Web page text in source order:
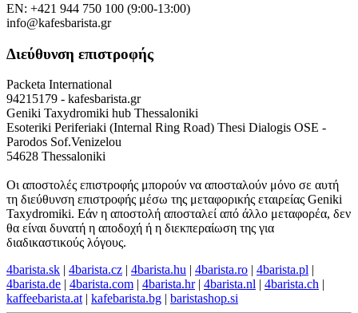
EN: +421 944 750 100 (9:00-13:00)
info@kafesbarista.gr
Διεύθυνση επιστροφής
Packeta International
94215179 - kafesbarista.gr
Geniki Taxydromiki hub Thessaloniki
Esoteriki Periferiaki (Internal Ring Road) Thesi Dialogis OSE -
Parodos Sof.Venizelou
54628 Thessaloniki
Οι αποστολές επιστροφής μπορούν να αποσταλούν μόνο σε αυτή
τη διεύθυνση επιστροφής μέσω της μεταφορικής εταιρείας Geniki
Taxydromiki. Εάν η αποστολή αποσταλεί από άλλο μεταφορέα, δεν
θα είναι δυνατή η αποδοχή ή η διεκπεραίωση της για
διαδικαστικούς λόγους.
4barista.sk | 4barista.cz | 4barista.hu | 4barista.ro | 4barista.pl |
4barista.de | 4barista.com | 4barista.hr| 4barista.nl | 4barista.ch |
kaffeebarista.at | kafebarista.bg | baristashop.si